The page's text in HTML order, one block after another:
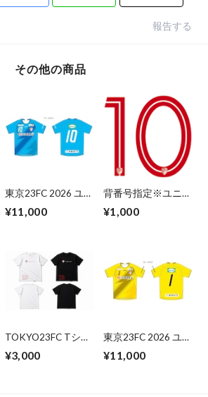
報告する
その他の商品
東京23FC 2026 ユニ
袖 オーセンティッ
¥11,000
背番号指定※ユニフ
購入ください(東京
¥1,000
TOKYO23FC Tシャ
WHITE / BLACK
¥3,000
東京23FC 2026 ユニ
袖 オーセンティッ
¥11,000